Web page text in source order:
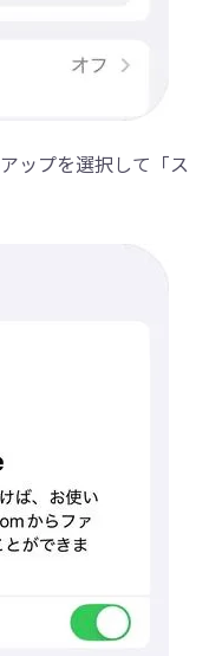
ップを選択して「ス